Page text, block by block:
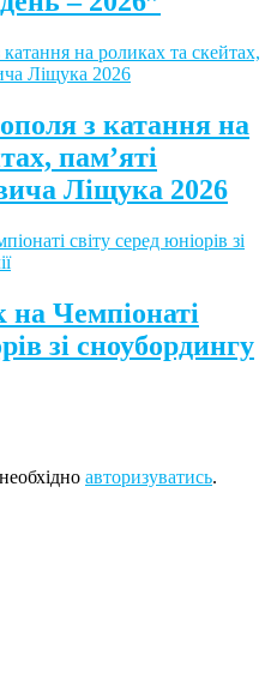
з катання на
пам’яті
Ліщука 2026
Чемпіонаті
зі сноубордингу
авторизуватись.